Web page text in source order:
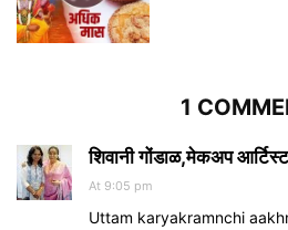
1
शिवानी गोंडाळ,मेकअप
At 9:05 pm
Uttam karyakramnchi